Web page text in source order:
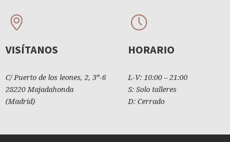
VISÍTANOS
C/ Puerto de los leones, 2, 3º-6
28220 Majadahonda
(Madrid)
HORARIO
L-V: 10:00 – 21:00
S: Solo talleres
D: Cerrado